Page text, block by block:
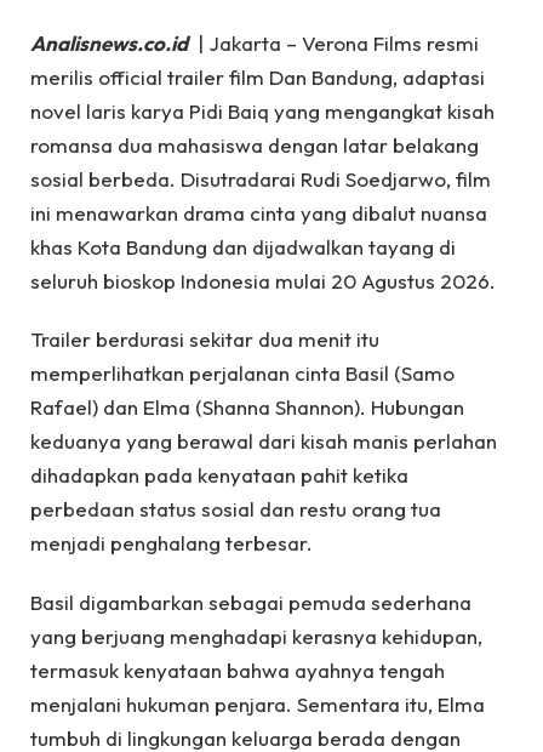
Analisnews.co.id| Jakarta – Verona Films resmi
merilis official trailer film Dan Bandung, adaptasi
novel laris karya Pidi Baiq yang mengangkat kisah
romansa dua mahasiswa dengan latar belakang
sosial berbeda. Disutradarai Rudi Soedjarwo, film
ini menawarkan drama cinta yang dibalut nuansa
khas Kota Bandung dan dijadwalkan tayang di
seluruh bioskop Indonesia mulai 20 Agustus 2026.
Trailer berdurasi sekitar dua menit itu
memperlihatkan perjalanan cinta Basil (Samo
Rafael) dan Elma (Shanna Shannon). Hubungan
keduanya yang berawal dari kisah manis perlahan
dihadapkan pada kenyataan pahit ketika
perbedaan status sosial dan restu orang tua
menjadi penghalang terbesar.
Basil digambarkan sebagai pemuda sederhana
yang berjuang menghadapi kerasnya kehidupan,
termasuk kenyataan bahwa ayahnya tengah
menjalani hukuman penjara. Sementara itu, Elma
tumbuh di lingkungan keluarga berada dengan